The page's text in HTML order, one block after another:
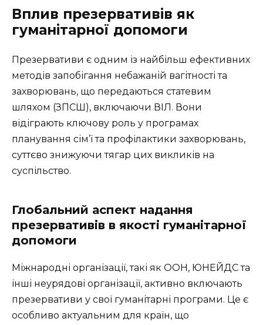
Вплив презервативів як
гуманітарної допомоги
Презервативи є одним із найбільш ефективних
методів запобігання небажаній вагітності та
захворювань, що передаються статевим
шляхом (ЗПСШ), включаючи ВІЛ. Вони
відіграють ключову роль у програмах
планування сім’ї та профілактики захворювань,
суттєво знижуючи тягар цих викликів на
суспільство.
Глобальний аспект надання
презервативів в якості гуманітарної
допомоги
Міжнародні організації, такі як ООН, ЮНЕЙДС та
інші неурядові організації, активно включають
презервативи у свої гуманітарні програми. Це є
особливо актуальним для країн, що